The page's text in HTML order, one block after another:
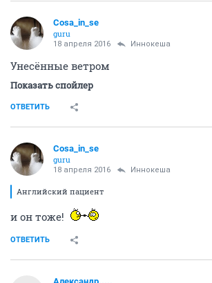
Cosa_in_se
guru
18 апреля 2016 Иннокеша
Унесённые ветром
Показать спойлер
ОТВЕТИТЬ
Cosa_in_se
guru
18 апреля 2016 Иннокеша
Английский пациент
и он тоже!
ОТВЕТИТЬ